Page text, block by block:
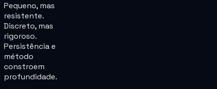
Pequeno, mas
resistente.
Discreto, mas
rigoroso.
Persistência e
método
constroem
profundidade.